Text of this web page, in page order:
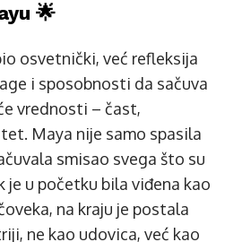
🌟
osvetnički, već refleksija
i sposobnosti da sačuva
vrednosti – čast,
Maya nije samo spasila
smisao svega što su
je u početku bila viđena kao
na kraju je postala
ne kao udovica, već kao